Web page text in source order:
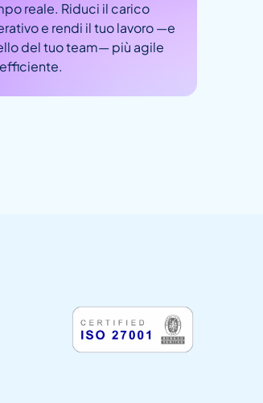
reale. Riduci il carico
e rendi il tuo lavoro —e
del tuo team— più agile